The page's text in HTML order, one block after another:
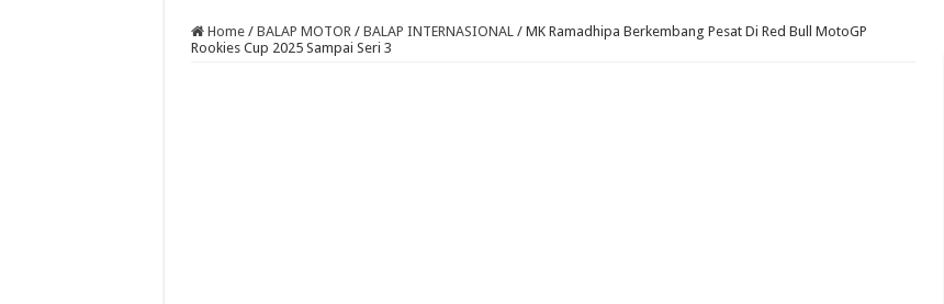
Home / BALAP MOTOR / BALAP INTERNASIONAL / MK Ramadhipa Berkembang Pesat Di Red Bull MotoGP
Rookies Cup 2025 Sampai Seri 3